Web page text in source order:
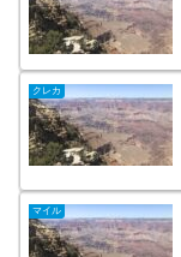
クレカ
マイル